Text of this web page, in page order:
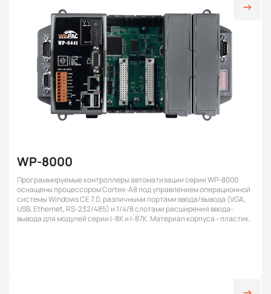
WP-8000
Программируемые контроллеры автоматизации серии WP-8000
оснащены процессором Cortex-A8 под управлением операционной
системы Windows CE 7.0, различными портами ввода/вывода (VGA,
USB, Ethernet, RS-232/485) и 1/4/8 слотами расширения ввода-
вывода для модулей серии I-8K и I-87K. Материал корпуса - пластик.